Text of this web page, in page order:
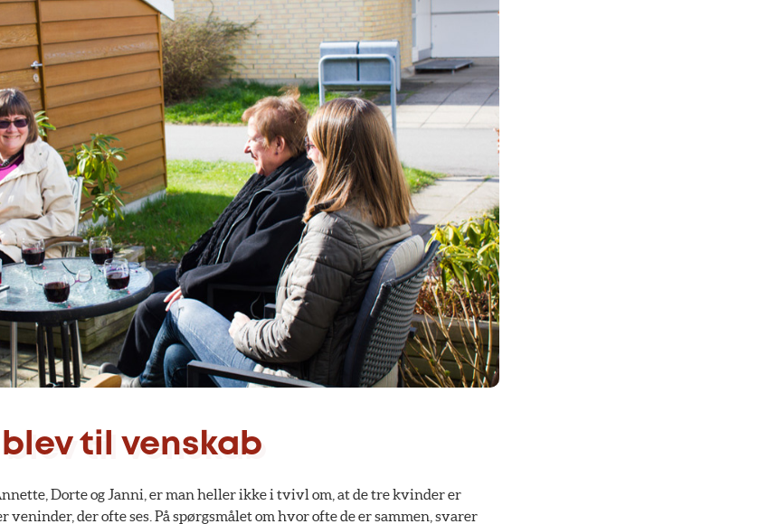
til venskab
Dorte og Janni, er man heller ikke i tvivl om, at de tre kvinder er
veninder, der ofte ses. På spørgsmålet om hvor ofte de er sammen, svarer